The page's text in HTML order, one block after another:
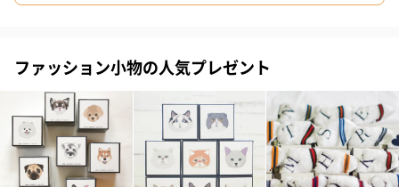
ブルー
ネイビー
ファッション小物の人気プレゼント